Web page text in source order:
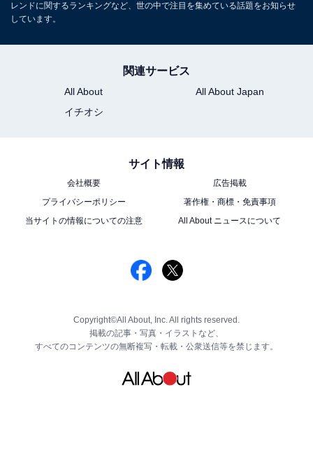
レンドに関するランキングなど、世の中で注目を集めている話題をお知らせ
しています。
関連サービス
All About
All About Japan
イチオシ
サイト情報
会社概要
広告掲載
プライバシーポリシー
著作権・商標・免責事項
当サイトの情報についての注意
All About ニュースについて
Copyright©All About, Inc. All rights reserved.
掲載の記事・写真・イラストなど、
すべてのコンテンツの無断複写・転載・公衆送信等を禁じます。